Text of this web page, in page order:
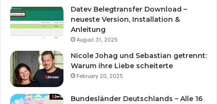
Datev Belegtransfer Download –
neueste Version, Installation &
Anleitung
August 31, 2025
Nicole Johag und Sebastian getrennt:
Warum ihre Liebe scheiterte
February 20, 2025
Bundesländer Deutschlands – Alle 16